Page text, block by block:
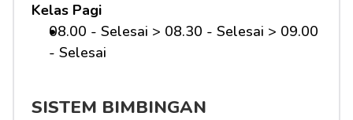
Kelas Pagi
08.00 - Selesai > 08.30 - Selesai > 09.00
- Selesai
SISTEM BIMBINGAN